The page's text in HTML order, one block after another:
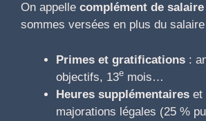
On appelle complément de salaire
sommes versées en plus du
Primes et gratifications :
objectifs, 13e mois…
Heures supplémentaires et
majorations légales (25 %